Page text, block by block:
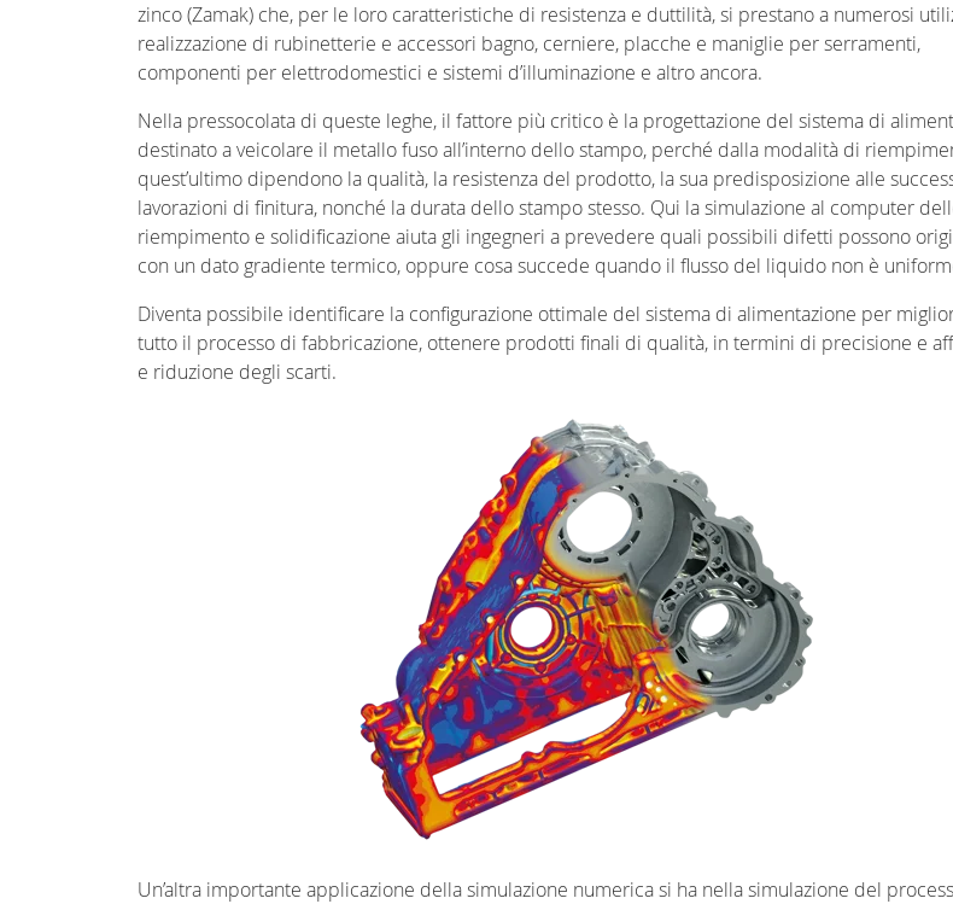
zinco (Zamak) che, per le loro caratteristiche di resistenza e duttilità, si prestano a numerosi
realizzazione di rubinetterie e accessori bagno, cerniere, placche e maniglie per serramenti,
componenti per elettrodomestici e sistemi d’illuminazione e altro ancora.
Nella pressocolata di queste leghe, il fattore più critico è la progettazione del sistema di
destinato a veicolare il metallo fuso all’interno dello stampo, perché dalla modalità di
quest’ultimo dipendono la qualità, la resistenza del prodotto, la sua predisposizione alle
lavorazioni di finitura, nonché la durata dello stampo stesso. Qui la simulazione al computer
riempimento e solidificazione aiuta gli ingegneri a prevedere quali possibili difetti possono
con un dato gradiente termico, oppure cosa succede quando il flusso del liquido non è
Diventa possibile identificare la configurazione ottimale del sistema di alimentazione per
tutto il processo di fabbricazione, ottenere prodotti finali di qualità, in termini di precisione e
e riduzione degli scarti.
Un’altra importante applicazione della simulazione numerica si ha nella simulazione del